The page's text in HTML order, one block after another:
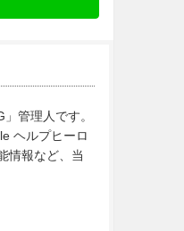
管理人です。
ヘルプヒーロ
情報など、当